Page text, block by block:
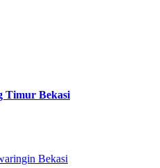
Timur Bekasi
Bekasi